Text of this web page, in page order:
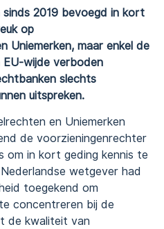
2019 bevoegd in kort
op
Uniemerken, maar enkel de
EU-wijde verboden
slechts
uitspreken.
en Uniemerken
de voorzieningenrechter
om in kort geding kennis te
wetgever had
toegekend om
concentreren bij de
de kwaliteit van